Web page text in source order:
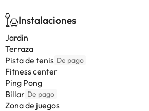
Instalaciones
Jardín
Terraza
Pista de tenis De pago
Fitness center
Ping Pong
Billar De pago
Zona de juegos